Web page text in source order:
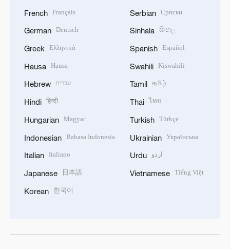
French Français
German Deutsch
Greek Ελληνικά
Hausa Hausa
Hebrew עברית
Hindi हिन्दी
Hungarian Magyar
Indonesian Bahasa Indonesia
Italian Italiano
Japanese 日本語
Korean 한국어
Serbian Српски
Sinhala සිංහල
Spanish Español
Swahili Kiswahili
Tamil தமிழ்
Thai ไทย
Turkish Türkçe
Ukrainian Українська
Urdu اردو
Vietnamese Tiếng Việt